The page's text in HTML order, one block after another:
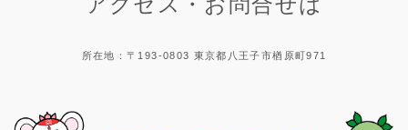
所在地：〒193-0803 東京都八王子市楢原町971